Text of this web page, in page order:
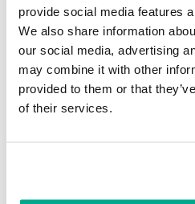
provide social media features
We also share information
our social media, advertising
may combine it with other
provided to them or that
of their services.
NOTICIAS
Predicciones sobre la privacidad
INVESTIGACIÓN
Doxing, robos y exhibiciones.
INFORMES